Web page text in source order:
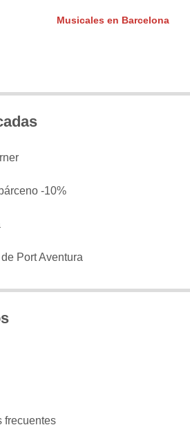
Musicales en Barcelona
-10%
Port Aventura
frecuentes